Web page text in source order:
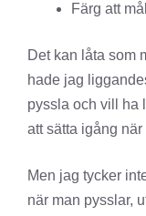
Färg att
Det kan låta som
hade jag
pyssla och vill ha
att sätta igång
Men jag tycker
när man pysslar,